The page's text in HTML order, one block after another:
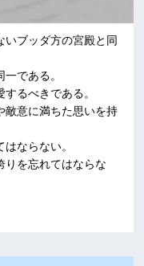
いブッダ方の宮殿と同
である。
るべきである。
意に満ちた思いを持
ならない。
を忘れてはならな